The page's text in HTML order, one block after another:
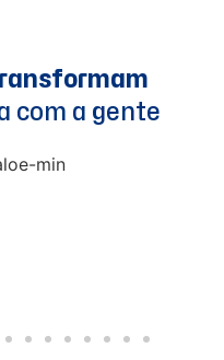
com a gente